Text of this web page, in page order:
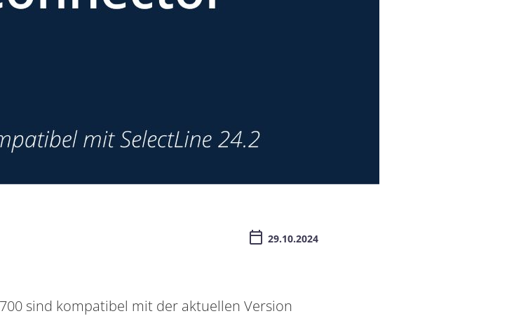
29.10.2024
sind kompatibel mit der aktuellen Version